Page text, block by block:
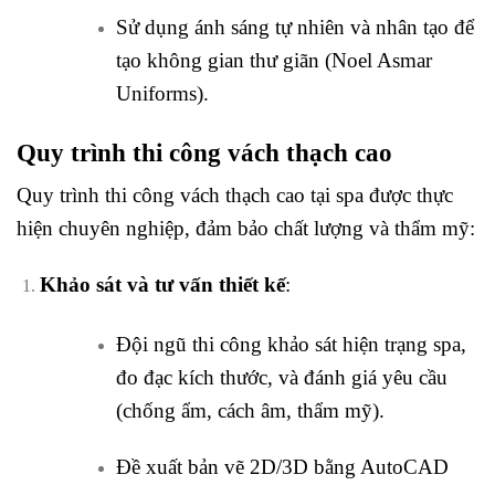
Sử dụng ánh sáng tự nhiên và nhân tạo để
tạo không gian thư giãn (Noel Asmar
Uniforms).
Quy trình thi công vách thạch cao
Quy trình thi công vách thạch cao tại spa được thực
hiện chuyên nghiệp, đảm bảo chất lượng và thẩm mỹ:
Khảo sát và tư vấn thiết kế:
Đội ngũ thi công khảo sát hiện trạng spa,
đo đạc kích thước, và đánh giá yêu cầu
(chống ẩm, cách âm, thẩm mỹ).
Đề xuất bản vẽ 2D/3D bằng AutoCAD